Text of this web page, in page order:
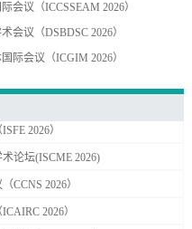
会议（ICCSSEAM 2026）
会议（DSBDSC 2026）
际会议（ICGIM 2026）
2026）
论坛(ISCME 2026)
CCNS 2026）
2026）